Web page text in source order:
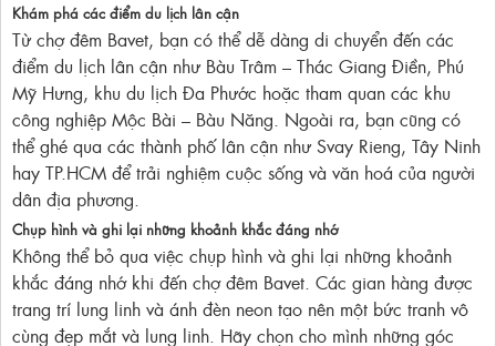
Khám phá các điểm du lịch lân cận
Từ chợ đêm Bavet, bạn có thể dễ dàng di chuyển đến các
điểm du lịch lân cận như Bàu Trâm – Thác Giang Điền, Phú
Mỹ Hưng, khu du lịch Đa Phước hoặc tham quan các khu
công nghiệp Mộc Bài – Bàu Năng. Ngoài ra, bạn cũng có
thể ghé qua các thành phố lân cận như Svay Rieng, Tây Ninh
hay TP.HCM để trải nghiệm cuộc sống và văn hoá của người
dân địa phương.
Chụp hình và ghi lại những khoảnh khắc đáng nhớ
Không thể bỏ qua việc chụp hình và ghi lại những khoảnh
khắc đáng nhớ khi đến chợ đêm Bavet. Các gian hàng được
trang trí lung linh và ánh đèn neon tạo nên một bức tranh vô
cùng đẹp mắt và lung linh. Hãy chọn cho mình những góc